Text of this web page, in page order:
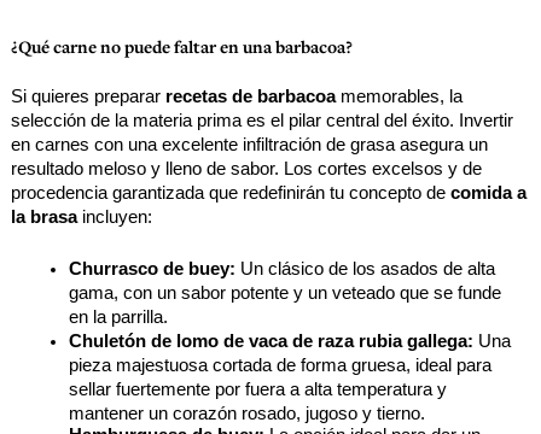
¿Qué carne no puede faltar en una barbacoa?
Si quieres preparar recetas de barbacoa memorables, la
selección de la materia prima es el pilar central del éxito. Invertir
en carnes con una excelente infiltración de grasa asegura un
resultado meloso y lleno de sabor. Los cortes excelsos y de
procedencia garantizada que redefinirán tu concepto de comida a
la brasa incluyen:
Churrasco de buey: Un clásico de los asados de alta
gama, con un sabor potente y un veteado que se funde
en la parrilla.
Chuletón de lomo de vaca de raza rubia gallega: Una
pieza majestuosa cortada de forma gruesa, ideal para
sellar fuertemente por fuera a alta temperatura y
mantener un corazón rosado, jugoso y tierno.